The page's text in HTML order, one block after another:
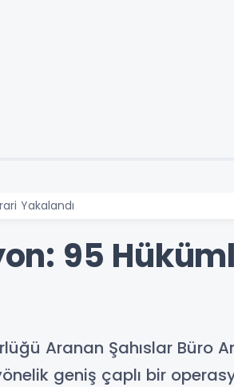
Yakalandı
95
Aranan Şahıslar Büro
geniş çaplı bir